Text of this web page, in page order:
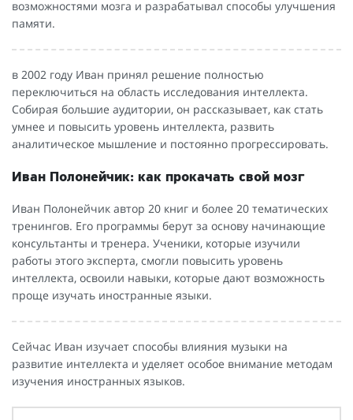
возможностями мозга и разрабатывал способы улучшения
памяти.
в 2002 году Иван принял решение полностью
переключиться на область исследования интеллекта.
Собирая большие аудитории, он рассказывает, как стать
умнее и повысить уровень интеллекта, развить
аналитическое мышление и постоянно прогрессировать.
Иван Полонейчик: как прокачать свой мозг
Иван Полонейчик автор 20 книг и более 20 тематических
тренингов. Его программы берут за основу начинающие
консультанты и тренера. Ученики, которые изучили
работы этого эксперта, смогли повысить уровень
интеллекта, освоили навыки, которые дают возможность
проще изучать иностранные языки.
Сейчас Иван изучает способы влияния музыки на
развитие интеллекта и уделяет особое внимание методам
изучения иностранных языков.